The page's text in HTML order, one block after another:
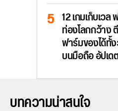
12 เกมเก็บเว
ท่องโลกกว้าง
ฟาร์มของได้ทั้
บนมือถือ อัปเ
บทความน่าสนใจ